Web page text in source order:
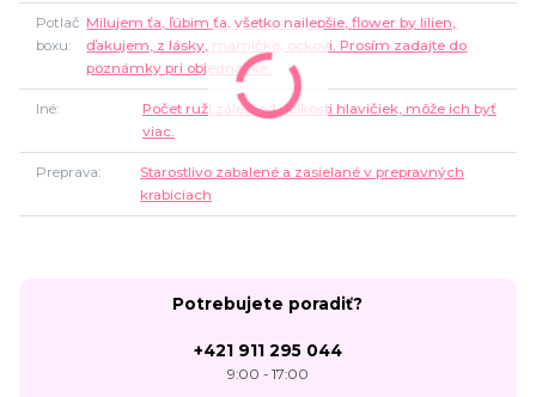
Potlač
boxu
Milujem ťa, ľúbim ťa, všetko najlepšie, flower by lilien,
ďakujem, z lásky, mamičke, ockovi. Prosím zadajte do
poznámky pri objednávke.
Iné
Počet ruží záleží od veľkosti hlavičiek, môže ich byť
viac.
Preprava
Starostlivo zabalené a zasielané v prepravných
krabiciach
Potrebujete poradiť?
+421 911 295 044
9:00 - 17:00